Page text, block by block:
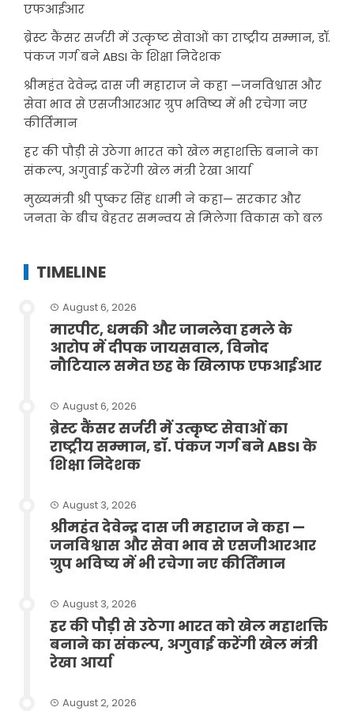
एफआईआर
ब्रेस्ट कैंसर सर्जरी में उत्कृष्ट सेवाओं का राष्ट्रीय सम्मान, डॉ.
पंकज गर्ग बने ABSI के शिक्षा निदेशक
श्रीमहंत देवेन्द्र दास जी महाराज ने कहा —जनविश्वास और
सेवा भाव से एसजीआरआर ग्रुप भविष्य में भी रचेगा नए
कीर्तिमान
हर की पौड़ी से उठेगा भारत को खेल महाशक्ति बनाने का
संकल्प, अगुवाई करेंगी खेल मंत्री रेखा आर्या
मुख्यमंत्री श्री पुष्कर सिंह धामी ने कहा— सरकार और
जनता के बीच बेहतर समन्वय से मिलेगा विकास को बल
TIMELINE
August 6, 2026
मारपीट, धमकी और जानलेवा हमले के
आरोप में दीपक जायसवाल, विनोद
नौटियाल समेत छह के खिलाफ एफआईआर
August 6, 2026
ब्रेस्ट कैंसर सर्जरी में उत्कृष्ट सेवाओं का
राष्ट्रीय सम्मान, डॉ. पंकज गर्ग बने ABSI के
शिक्षा निदेशक
August 3, 2026
श्रीमहंत देवेन्द्र दास जी महाराज ने कहा —
जनविश्वास और सेवा भाव से एसजीआरआर
ग्रुप भविष्य में भी रचेगा नए कीर्तिमान
August 3, 2026
हर की पौड़ी से उठेगा भारत को खेल महाशक्ति
बनाने का संकल्प, अगुवाई करेंगी खेल मंत्री
रेखा आर्या
August 2, 2026